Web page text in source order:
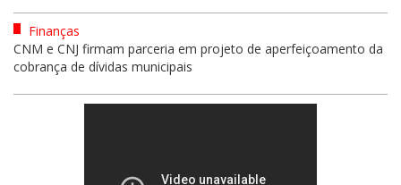
Finanças
CNM e CNJ firmam parceria em projeto de aperfeiçoamento da
cobrança de dívidas municipais